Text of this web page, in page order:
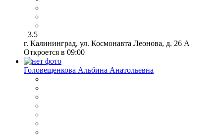
3.5
г. Калининград, ул. Космонавта Леонова, д. 26 А
Откроется в 09:00
Головещенкова Альбина Анатольевна